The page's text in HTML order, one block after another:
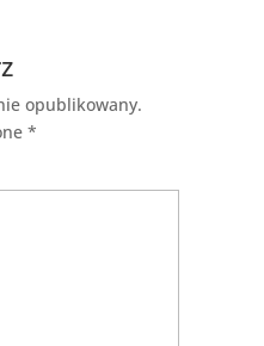
opublikowany.
*